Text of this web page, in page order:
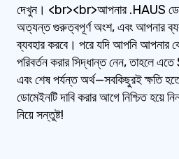
দেখুন। <br><br>আপনার .HAUS
অত্যন্ত গুরুত্বপূর্ণ অংশ, এবং আপনার
ব্যবহার করবে। পরে যদি আপনি আপনার
পরিবর্তন করার সিদ্ধান্ত নেন, তাহলে এতে
এবং শেষ পর্যন্ত অর্থ—সবকিছুরই ক্ষতি
ডোমেইনটি দাবি করার আগে নিশ্চিত হয়ে
নিয়ে সন্তুষ্ট!